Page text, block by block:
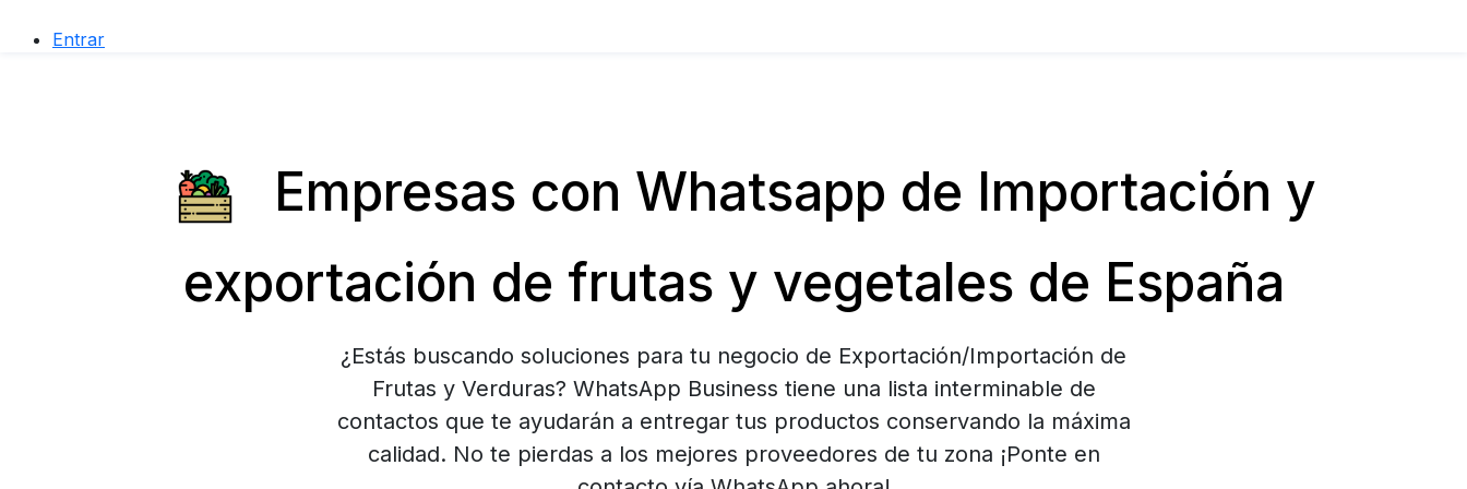
Entrar
Empresas con Whatsapp de Importación y
exportación de frutas y vegetales de España
¿Estás buscando soluciones para tu negocio de Exportación/Importación de
Frutas y Verduras? WhatsApp Business tiene una lista interminable de
contactos que te ayudarán a entregar tus productos conservando la máxima
calidad. No te pierdas a los mejores proveedores de tu zona ¡Ponte en